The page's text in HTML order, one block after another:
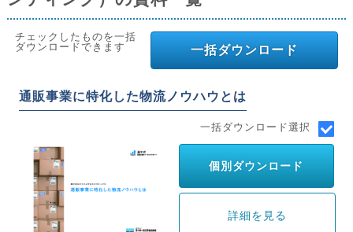
一括ダウンロード
チェックしたものを一括
ダウンロードできます
通販事業に特化した物流ノウハウとは
一括ダウンロード選択
個別ダウンロード
詳細を見る